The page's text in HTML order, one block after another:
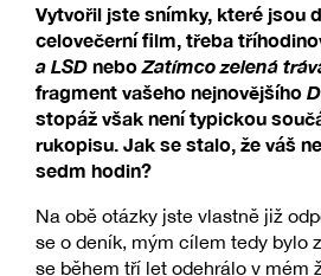
Vytvořil jste snímky, které jsou
celovečerní film, třeba
a LSD nebo Zatímco zelená
fragment vašeho nejnovějšího
stopáž však není typickou
rukopisu. Jak se stalo, že váš
sedm hodin?
Na obě otázky jste vlastně již
se o deník, mým cílem tedy bylo
se během tří let odehrálo v mém